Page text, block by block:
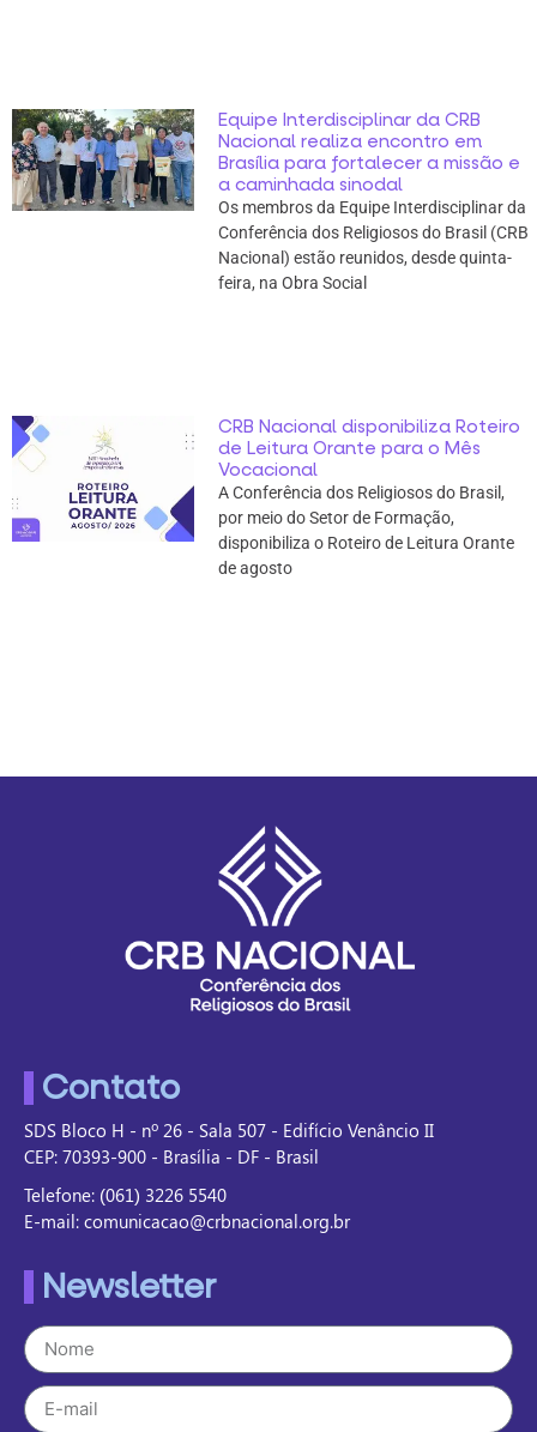
Equipe Interdisciplinar da CRB
Nacional realiza encontro em
Brasília para fortalecer a missão e
a caminhada sinodal
Os membros da Equipe Interdisciplinar da
Conferência dos Religiosos do Brasil (CRB
Nacional) estão reunidos, desde quinta-
feira, na Obra Social
CRB Nacional disponibiliza Roteiro
de Leitura Orante para o Mês
Vocacional
A Conferência dos Religiosos do Brasil,
por meio do Setor de Formação,
disponibiliza o Roteiro de Leitura Orante
de agosto
Contato
SDS Bloco H - nº 26 - Sala 507 - Edifício Venâncio II
CEP: 70393-900 - Brasília - DF - Brasil
Telefone: (061) 3226 5540
E-mail: comunicacao@crbnacional.org.br
Newsletter